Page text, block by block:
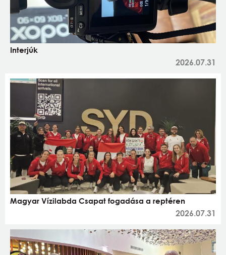
Interjúk
2026.07.31
Magyar Vízilabda Csapat fogadása a reptéren
2026.07.31